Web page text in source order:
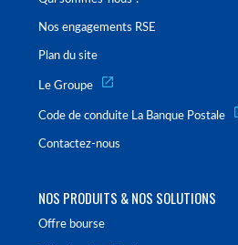
Nos engagements RSE
Plan du site
Le Groupe
Code de conduite La Banque Postale
Contactez-nous
NOS PRODUITS & NOS SOLUTIONS
Offre bourse